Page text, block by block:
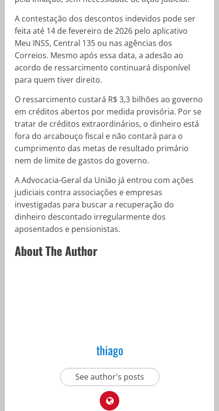
A contestação dos descontos indevidos pode ser
feita até 14 de fevereiro de 2026 pelo aplicativo
Meu INSS, Central 135 ou nas agências dos
Correios. Mesmo após essa data, a adesão ao
acordo de ressarcimento continuará disponível
para quem tiver direito.
O ressarcimento custará R$ 3,3 bilhões ao governo
em créditos abertos por medida provisória. Por se
tratar de créditos extraordinários, o dinheiro está
fora do arcabouço fiscal e não contará para o
cumprimento das metas de resultado primário
nem de limite de gastos do governo.
A Advocacia-Geral da União já entrou com ações
judiciais contra associações e empresas
investigadas para buscar a recuperação do
dinheiro descontado irregularmente dos
aposentados e pensionistas.
About The Author
thiago
See author's posts